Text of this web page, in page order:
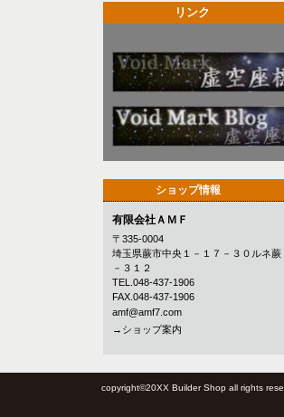
リンク
ショップ情報
有限会社ＡＭＦ
〒335-0004
埼玉県蕨市中央１－１７－３０ルネ蕨
－３１２
TEL.048-437-1906
FAX.048-437-1906
amf@amf7.com
→ショップ案内
copyright©20XX Builder Shop all rights